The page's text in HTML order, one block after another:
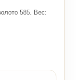
585. Вес: